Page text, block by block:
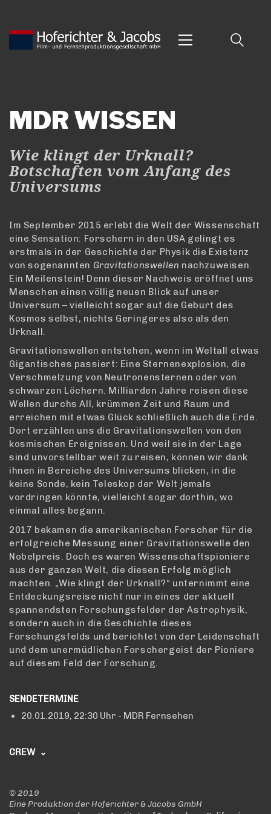
MDR WISSEN
Wie klingt der Urknall?
Botschaften vom Anfang des
Universums
Im September 2015 erlebt die Welt der Wissenschaft
eine Sensation: Forschern in den USA gelingt es
erstmals in der Geschichte der Physik die Existenz
von sogenannten Gravitationswellen nachzuweisen.
Ein Meilenstein! Denn dieser Nachweis eröffnet uns
Menschen einen völlig neuen Blick auf unser
Universum – vielleicht sogar auf die Geburt des
Kosmos selbst, nichts Geringeres also als den
Urknall.
Gravitationswellen entstehen, wenn im Weltall etwas
Gigantisches passiert: Eine Sternenexplosion, die
Verschmelzung von Neutronensternen oder von
schwarzen Löchern. Milliarden Jahre reisen diese
Wellen durchs All, krümmen Zeit und Raum und
erreichen mit etwas Glück schließlich auch die Erde.
Dort erzählen uns die Gravitationswellen von den
kosmischen Ereignissen. Und weil sie in der Lage
sind unvorstellbar weit zu reisen, können wir dank
ihnen in Bereiche des Universums blicken, in die
keine Sonde, kein Teleskop der Welt jemals
vordringen könnte, vielleicht sogar dorthin, wo
einmal alles begann.
2017 bekamen die amerikanischen Forscher für die
erfolgreiche Messung einer Gravitationswelle den
Nobelpreis. Doch es waren Wissenschaftspioniere
aus der ganzen Welt, die diesen Erfolg möglich
machten. „Wie klingt der Urknall?“ unternimmt eine
Entdeckungsreise nicht nur in eines der aktuell
spannendsten Forschungsfelder der Astrophysik,
sondern auch in die Geschichte dieses
Forschungsfelds und berichtet von der Leidenschaft
und dem unermüdlichen Forschergeist der Pioniere
auf diesem Feld der Forschung.
SENDETERMINE
20.01.2019, 22:30 Uhr - MDR Fernsehen
CREW
Marcus Fitsch
KAMERA
©2019
Eine Produktion der Hoferichter & Jacobs GmbH